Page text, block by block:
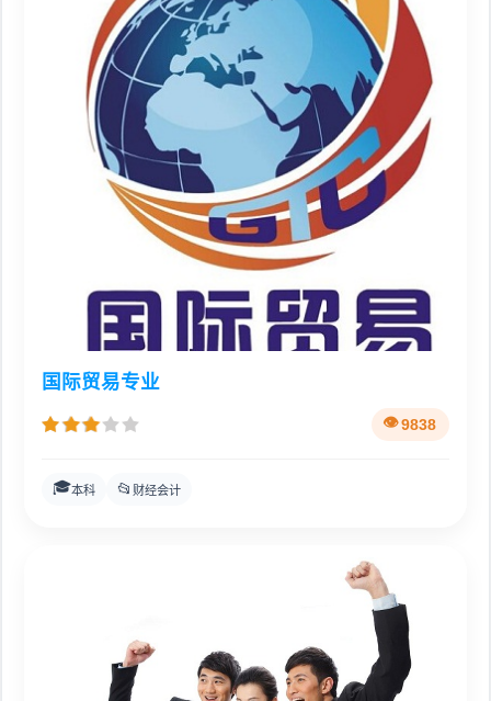
国际贸易专业
9838
🎓本科 📂 财经会计